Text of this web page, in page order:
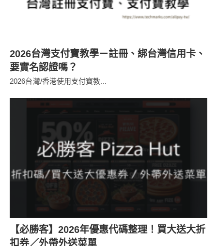
2026台灣支付寶教學－註冊、綁台灣信用卡、
要實名認證嗎？
2026台灣/香港使用支付寶教...
【必勝客】2026年優惠代碼整理！買大送大折
扣券／外帶外送菜單